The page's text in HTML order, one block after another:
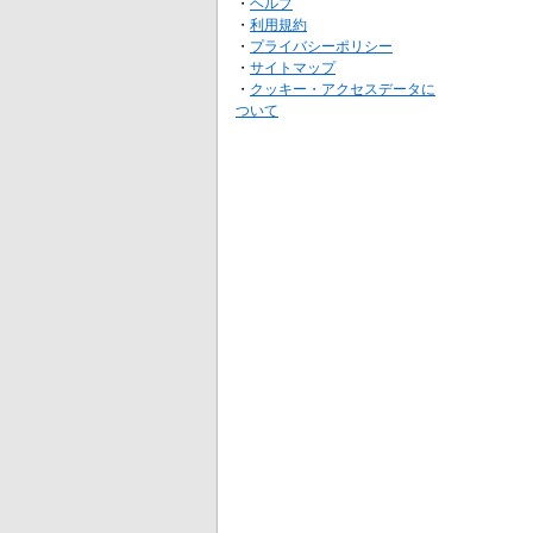
・ 利用規約
・ プライバシーポリシー
・ サイトマップ
・ クッキー・アクセスデータに
ついて